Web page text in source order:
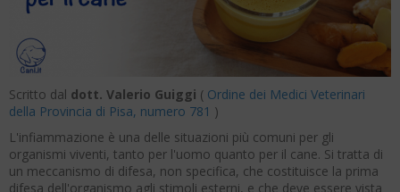
Scritto dal dott. Valerio Guiggi ( Ordine dei Medici Veterinari
della Provincia di Pisa, numero 781 )
L'infiammazione è una delle situazioni più comuni per gli
organismi viventi, tanto per l'uomo quanto per il cane. Si tratta di
un meccanismo di difesa, non specifica, che costituisce la prima
difesa dell'organismo agli stimoli esterni, e che deve essere vista